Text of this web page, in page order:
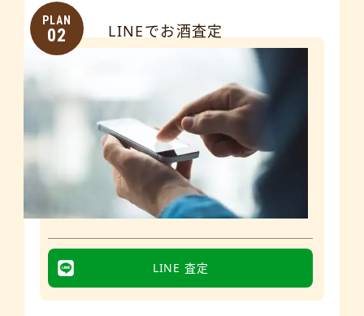
PLAN
02 LINEでお酒査定
LINE 査定